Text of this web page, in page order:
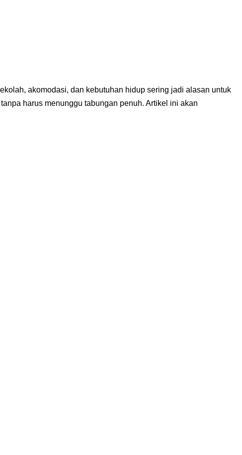
akomodasi, dan kebutuhan hidup sering jadi alasan untuk
harus menunggu tabungan penuh. Artikel ini akan